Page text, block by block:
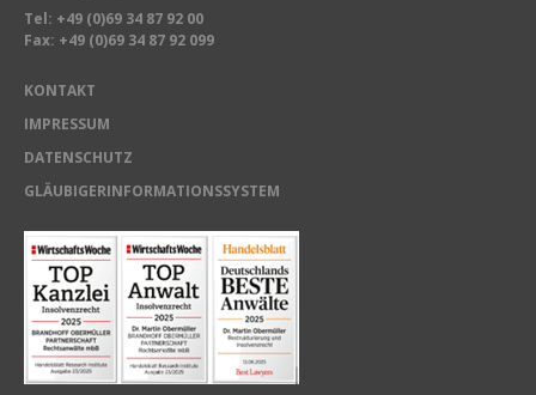
Tel: +49 (0)69 34 87 92 00
Fax: +49 (0)69 34 87 92 099
KONTAKT
IMPRESSUM
DATENSCHUTZ
GLÄUBIGERINFORMATIONSSYSTEM